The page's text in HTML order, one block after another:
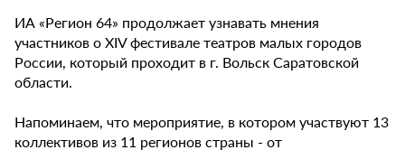
ИА «Регион 64» продолжает узнавать мнения
участников о XIV фестивале театров малых городов
России, который проходит в г. Вольск Саратовской
области.
Напоминаем, что мероприятие, в котором участвуют 13
коллективов из 11 регионов страны - от